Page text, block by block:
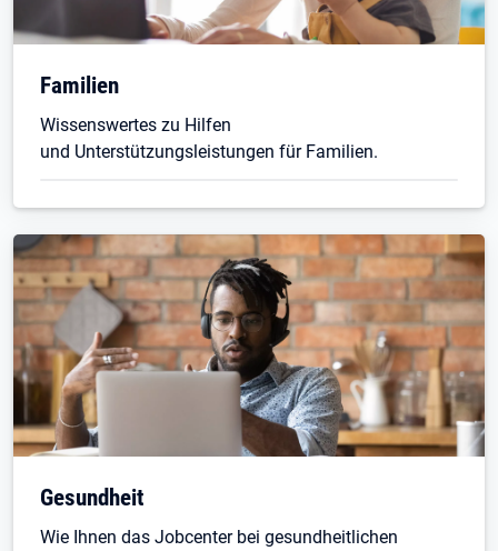
Familien
Wissenswertes zu Hilfen
und Unterstützungsleistungen für Familien.
Gesundheit
Wie Ihnen das Jobcenter bei gesundheitlichen